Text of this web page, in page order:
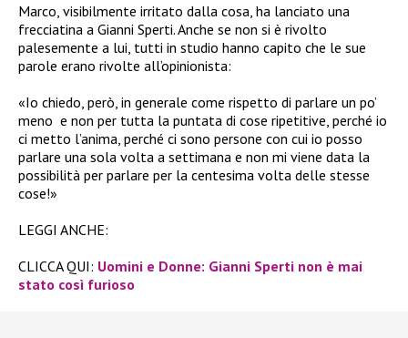
Marco, visibilmente irritato dalla cosa, ha lanciato una
frecciatina a Gianni Sperti. Anche se non si è rivolto
palesemente a lui, tutti in studio hanno capito che le sue
parole erano rivolte all’opinionista:
«Io chiedo, però, in generale come rispetto di parlare un po’
meno e non per tutta la puntata di cose ripetitive, perché io
ci metto l’anima, perché ci sono persone con cui io posso
parlare una sola volta a settimana e non mi viene data la
possibilità per parlare per la centesima volta delle stesse
cose!»
LEGGI ANCHE:
CLICCA QUI: Uomini e Donne: Gianni Sperti non è mai
stato così furioso